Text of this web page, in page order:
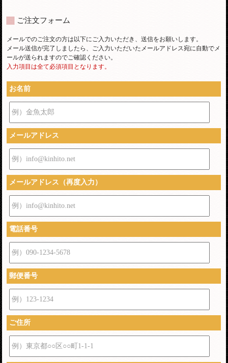
ご注文フォーム
メールでのご注文の方は以下にご入力いただき、送信をお願いします。
メール送信が完了しましたら、ご入力いただいたメールアドレス宛に自動でメ
ールが送られますのでご確認ください。
入力項目は全て必須項目となります。
お名前
例）金魚太郎
メールアドレス
例）info@kinhito.net
メールアドレス（再度入力）
例）info@kinhito.net
電話番号
例）090-1234-5678
郵便番号
例）123-1234
ご住所
例）東京都○○区○○町1-1-1